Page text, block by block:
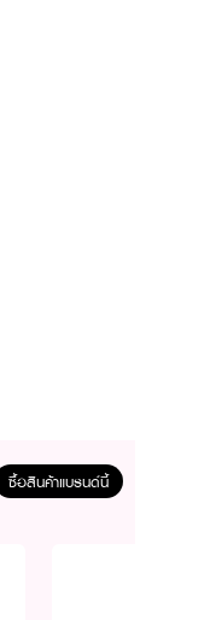
ซื้อสินค้าแบรนด์นี้